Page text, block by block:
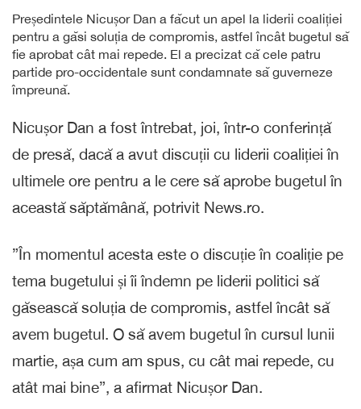
Președintele Nicușor Dan a făcut un apel la liderii coaliției
pentru a găsi soluția de compromis, astfel încât bugetul să
fie aprobat cât mai repede. El a precizat că cele patru
partide pro-occidentale sunt condamnate să guverneze
împreună.
Nicușor Dan a fost întrebat, joi, într-o conferință
de presă, dacă a avut discuții cu liderii coaliției în
ultimele ore pentru a le cere să aprobe bugetul în
această săptămână, potrivit News.ro.
”În momentul acesta este o discuție în coaliție pe
tema bugetului și îi îndemn pe liderii politici să
găsească soluția de compromis, astfel încât să
avem bugetul. O să avem bugetul în cursul lunii
martie, așa cum am spus, cu cât mai repede, cu
atât mai bine”, a afirmat Nicușor Dan.